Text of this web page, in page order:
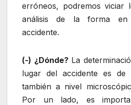
erróneos, podremos viciar
análisis de la forma
accidente.
(-) ¿Dónde? La
lugar del accidente es de
también a nivel
Por un lado, es